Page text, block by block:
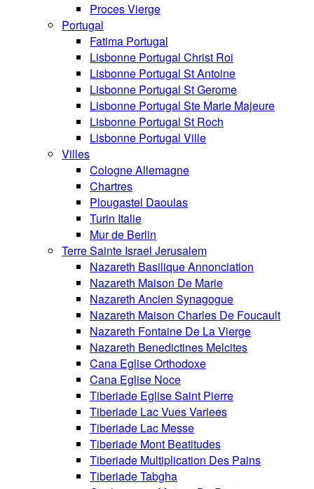
Proces Vierge
Portugal
Fatima Portugal
Lisbonne Portugal Christ Roi
Lisbonne Portugal St Antoine
Lisbonne Portugal St Gerome
Lisbonne Portugal Ste Marie Majeure
Lisbonne Portugal St Roch
Lisbonne Portugal Ville
Villes
Cologne Allemagne
Chartres
Plougastel Daoulas
Turin Italie
Mur de Berlin
Terre Sainte Israel Jerusalem
Nazareth Basilique Annonciation
Nazareth Maison De Marie
Nazareth Ancien Synagogue
Nazareth Maison Charles De Foucault
Nazareth Fontaine De La Vierge
Nazareth Benedictines Melcites
Cana Eglise Orthodoxe
Cana Eglise Noce
Tiberiade Eglise Saint Pierre
Tiberiade Lac Vues Variees
Tiberiade Lac Messe
Tiberiade Mont Beatitudes
Tiberiade Multiplication Des Pains
Tiberiade Tabgha